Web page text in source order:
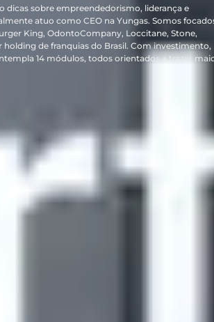
dicas sobre empreendedorismo, liderança e
atuo como CEO na Yungas. Somos
King, OdontoCompany, Loccitane, Stone,
de franquias do Brasil. Com investimento,
14 módulos, todos orientados a trazer